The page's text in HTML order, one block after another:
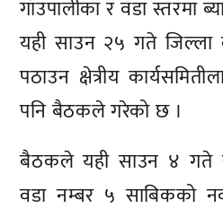
गाँउपालीका र वडा स्तरमा
यही साउन २५ गते जिल्ला
पठाउन क्षेत्रीय
पनि बैठकले गरेको छ ।
बैठकले यही साउन ४ गते
वडा नम्बर ५ साबिकको